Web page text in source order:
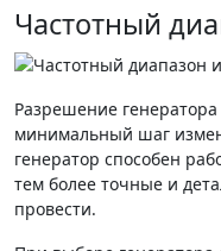
Частотный
Разрешение
минимальный шаг
генератор способен
тем более точные и
провести.